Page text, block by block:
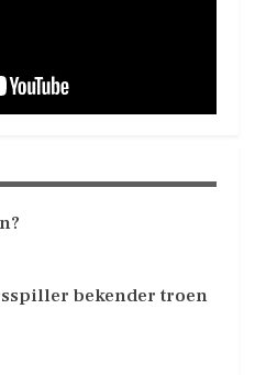
bekender troen